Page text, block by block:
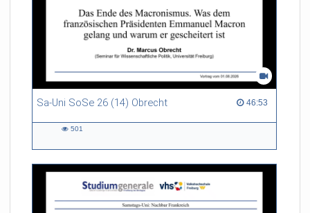
Sa-Uni SoSe 26 (14) Obrecht 46:53
46:53 duration
501